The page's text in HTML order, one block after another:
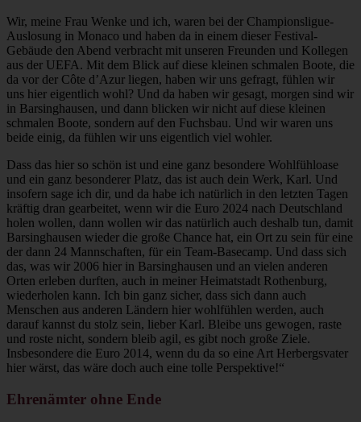
Wir, meine Frau Wenke und ich, waren bei der Championsligue-
Auslosung in Monaco und haben da in einem dieser Festival-
Gebäude den Abend verbracht mit unseren Freunden und Kollegen
aus der UEFA. Mit dem Blick auf diese kleinen schmalen Boote, die
da vor der Côte d’Azur liegen, haben wir uns gefragt, fühlen wir
uns hier eigentlich wohl? Und da haben wir gesagt, morgen sind wir
in Barsinghausen, und dann blicken wir nicht auf diese kleinen
schmalen Boote, sondern auf den Fuchsbau. Und wir waren uns
beide einig, da fühlen wir uns eigentlich viel wohler.
Dass das hier so schön ist und eine ganz besondere Wohlfühloase
und ein ganz besonderer Platz, das ist auch dein Werk, Karl. Und
insofern sage ich dir, und da habe ich natürlich in den letzten Tagen
kräftig dran gearbeitet, wenn wir die Euro 2024 nach Deutschland
holen wollen, dann wollen wir das natürlich auch deshalb tun, damit
Barsinghausen wieder die große Chance hat, ein Ort zu sein für eine
der dann 24 Mannschaften, für ein Team-Basecamp. Und dass sich
das, was wir 2006 hier in Barsinghausen und an vielen anderen
Orten erleben durften, auch in meiner Heimatstadt Rothenburg,
wiederholen kann. Ich bin ganz sicher, dass sich dann auch
Menschen aus anderen Ländern hier wohlfühlen werden, auch
darauf kannst du stolz sein, lieber Karl. Bleibe uns gewogen, raste
und roste nicht, sondern bleib agil, es gibt noch große Ziele.
Insbesondere die Euro 2014, wenn du da so eine Art Herbergsvater
hier wärst, das wäre doch auch eine tolle Perspektive!“
Ehrenämter ohne Ende